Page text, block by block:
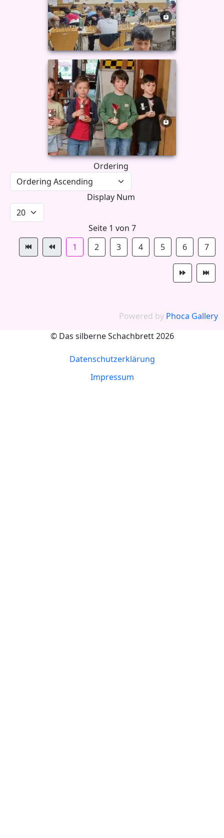
Ordering
Display Num
Seite 1 von 7
1
2 3 4 5 6 7
Powered by Phoca Gallery
© Das silberne Schachbrett 2026
Datenschutzerklärung
Impressum